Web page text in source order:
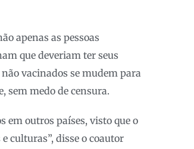
apenas as pessoas
que deveriam ter seus
vacinados se mudem para
sem medo de censura.
em outros países, visto que o
culturas”, disse o coautor